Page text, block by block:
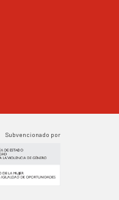
Subvencionado por